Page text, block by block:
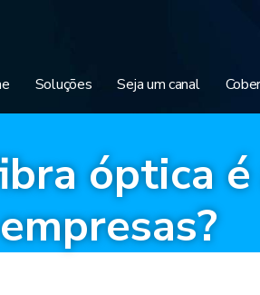
Soluções Seja um canal
óptica